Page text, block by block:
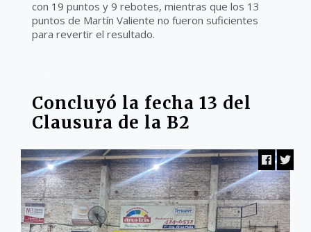
con 19 puntos y 9 rebotes, mientras que los 13
puntos de Martín Valiente no fueron suficientes
para revertir el resultado.
Concluyó la fecha 13 del
Clausura de la B2